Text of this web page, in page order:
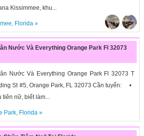
Kissimmee, khu...
, Florida»
Nước Và Everything Orange Park Fl 32073
Nước Và Everything Orange Park Fl 32073 T
St #5, Orange Park, FL 32073 Cần tuyển: •
tiên nữ, biết làm...
Park, Florida»